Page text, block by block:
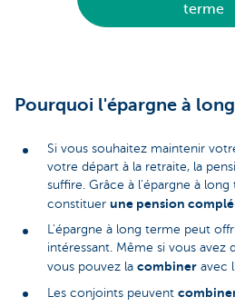
terme
Pourquoi l'épargne à
Si vous souhaitez maintenir
votre départ à la retraite, la
suffire. Grâce à l'épargne à
constituer une pension
L'épargne à long terme peut
intéressant. Même si vous avez
vous pouvez la combiner avec
Les conjoints peuvent